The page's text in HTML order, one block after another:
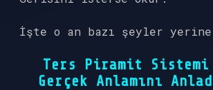
İşte o an bazı şeyler
Ters Piramit Sistemi
Gerçek Anlamını